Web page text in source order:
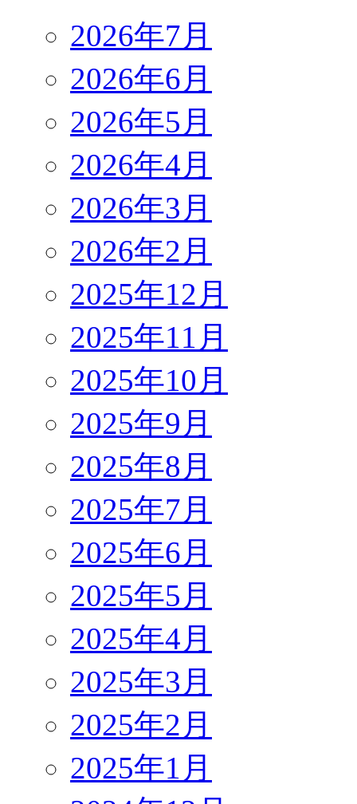
2026年7月
2026年6月
2026年5月
2026年4月
2026年3月
2026年2月
2025年12月
2025年11月
2025年10月
2025年9月
2025年8月
2025年7月
2025年6月
2025年5月
2025年4月
2025年3月
2025年2月
2025年1月